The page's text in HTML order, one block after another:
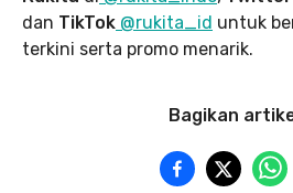
dan TikTok @rukita_id untuk
terkini serta promo menarik.
Bagikan